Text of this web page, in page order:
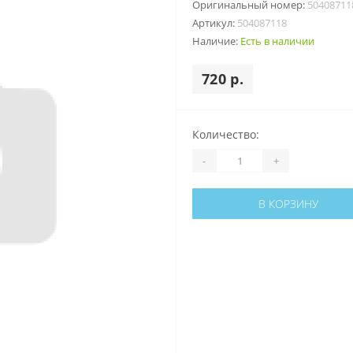
Оригинальный номер:
Артикул: 504087118
Наличие: Есть в наличии
720 р.
Количество:
- +
В КОРЗИНУ